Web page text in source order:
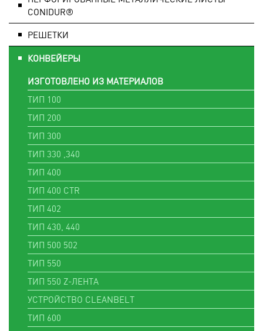
CONIDUR®
РЕШЕТКИ
КОНВЕЙЕРЫ
ИЗГОТОВЛЕНО ИЗ МАТЕРИАЛОВ
ТИП 100
ТИП 200
ТИП 300
ТИП 330 ,340
ТИП 400
ТИП 400 CTR
ТИП 402
ТИП 430, 440
ТИП 500 502
ТИП 550
ТИП 550 Z-ЛЕНТА
УСТРОЙСТВО CLEANBELT
ТИП 600